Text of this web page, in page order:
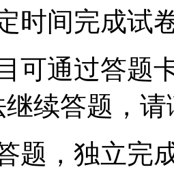
时间完成试
可通过答题
续答题，
题，独立完